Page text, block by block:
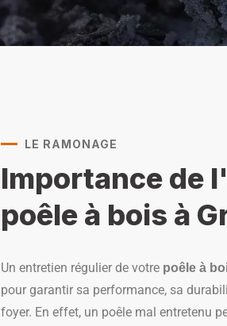
LE RAMONAGE
Importance de
poêle à bois à
Un entretien régulier de votre poêle à
pour garantir sa performance, sa
foyer. En effet, un poêle mal entretenu